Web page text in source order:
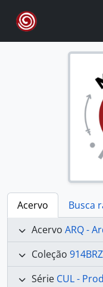
Skip to main content
Acervo
Busca
Acervo ARQ -
Coleção 914BRZ4010
Série CUL -